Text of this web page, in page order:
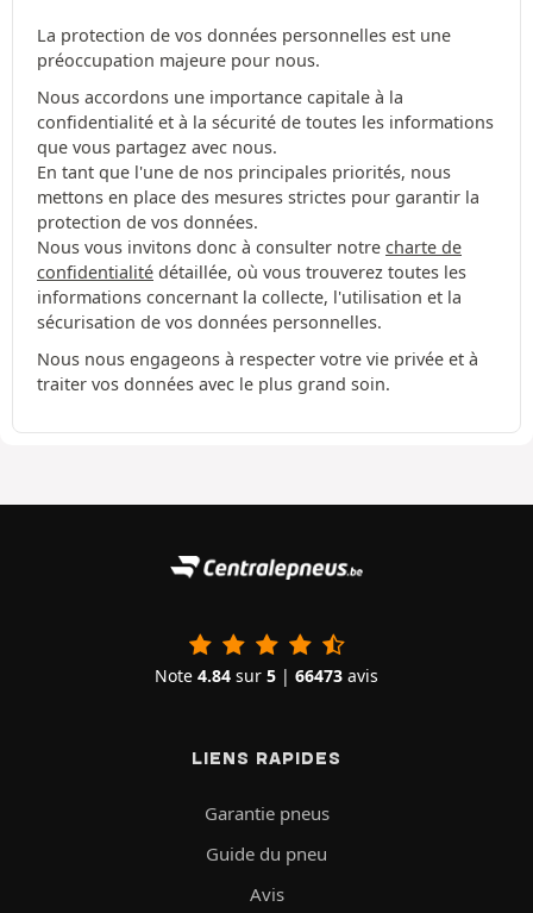
La protection de vos données personnelles est une
préoccupation majeure pour nous.
Nous accordons une importance capitale à la
confidentialité et à la sécurité de toutes les informations
que vous partagez avec nous.
En tant que l'une de nos principales priorités, nous
mettons en place des mesures strictes pour garantir la
protection de vos données.
Nous vous invitons donc à consulter notre charte de
confidentialité détaillée, où vous trouverez toutes les
informations concernant la collecte, l'utilisation et la
sécurisation de vos données personnelles.
Nous nous engageons à respecter votre vie privée et à
traiter vos données avec le plus grand soin.
Note 4.84 sur 5 | 66473 avis
LIENS RAPIDES
Garantie pneus
Guide du pneu
Avis